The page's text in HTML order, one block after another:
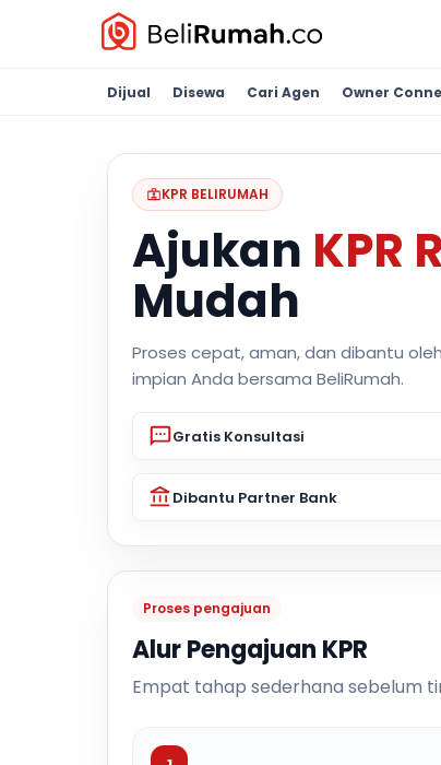
Dijual Disewa Cari Agen Owner
KPR BELIRUMAH
Ajukan KPR
Mudah
Proses cepat, aman, dan dibantu
impian Anda bersama BeliRumah.
Gratis Konsultasi
Dibantu Partner Bank
Proses pengajuan
Alur Pengajuan KPR
Empat tahap sederhana sebelum